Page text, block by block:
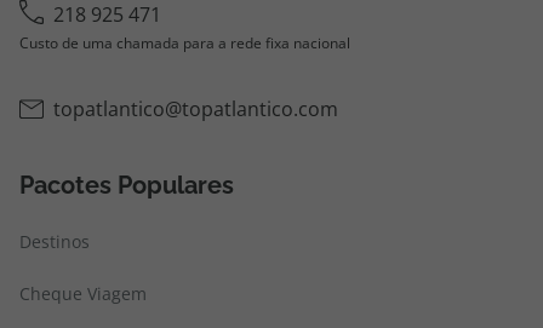
218 925 471
Custo de uma chamada para a rede fixa nacional
topatlantico@topatlantico.com
Pacotes Populares
Destinos
Cheque Viagem